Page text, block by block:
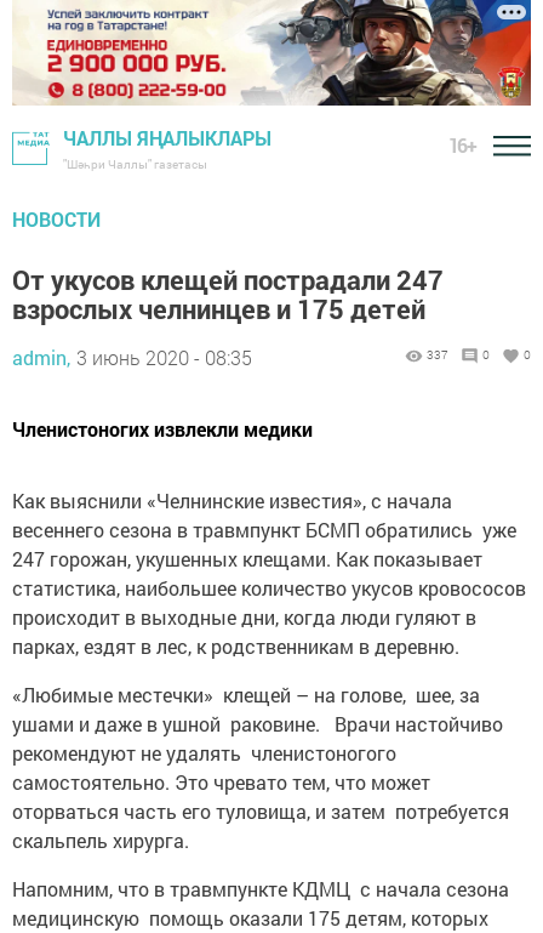
ЧАЛЛЫ ЯҢАЛЫКЛАРЫ
"Шәһри Чаллы" газетасы
16+
НОВОСТИ
От укусов клещей пострадали 247
взрослых челнинцев и 175 детей
admin, 3 июнь 2020 - 08:35 337 0 0
Членистоногих извлекли медики
Как выяснили «Челнинские известия», с начала
весеннего сезона в травмпункт БСМП обратились уже
247 горожан, укушенных клещами. Как показывает
статистика, наибольшее количество укусов кровососов
происходит в выходные дни, когда люди гуляют в
парках, ездят в лес, к родственникам в деревню.
«Любимые местечки» клещей – на голове, шее, за
ушами и даже в ушной раковине. Врачи настойчиво
рекомендуют не удалять членистоногого
самостоятельно. Это чревато тем, что может
оторваться часть его туловища, и затем потребуется
скальпель хирурга.
Напомним, что в травмпункте КДМЦ с начала сезона
медицинскую помощь оказали 175 детям, которых